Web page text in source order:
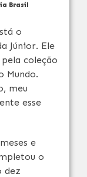
Brasil
o
Júnior. Ele
coleção
Mundo.
meu
esse
e
o
dez